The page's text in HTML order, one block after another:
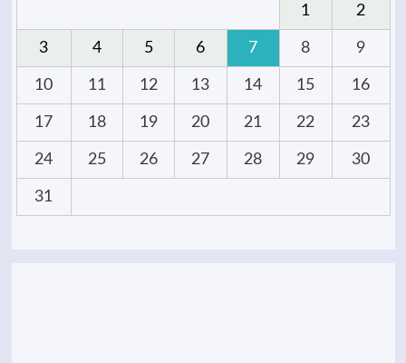
1 2
3 4 5 6 7 8 9
10 11 12 13 14 15 16
17 18 19 20 21 22 23
24 25 26 27 28 29 30
31